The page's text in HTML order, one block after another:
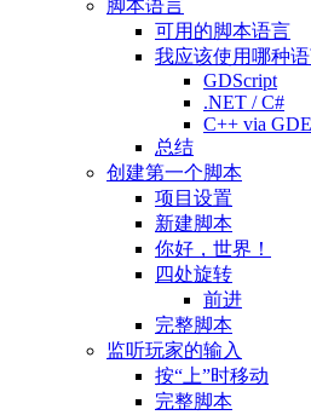
脚本语言
可用的脚本语言
我应该使用哪种语
GDScript
.NET / C#
C++ via
总结
创建第一个脚本
项目设置
新建脚本
你好，世界！
四处旋转
前进
完整脚本
监听玩家的输入
按“上”时移动
完整脚本